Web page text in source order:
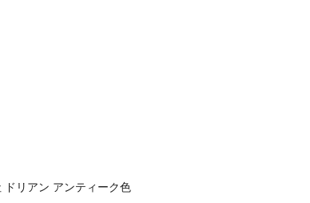
ドリアン アンティーク色